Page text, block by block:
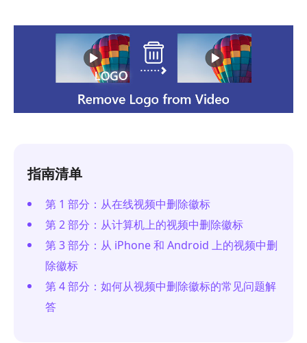
指南清单
第 1 部分：从在线视频中删除徽标
第 2 部分：从计算机上的视频中删除徽标
第 3 部分：从 iPhone 和 Android 上的视频中删
除徽标
第 4 部分：如何从视频中删除徽标的常见问题解
答